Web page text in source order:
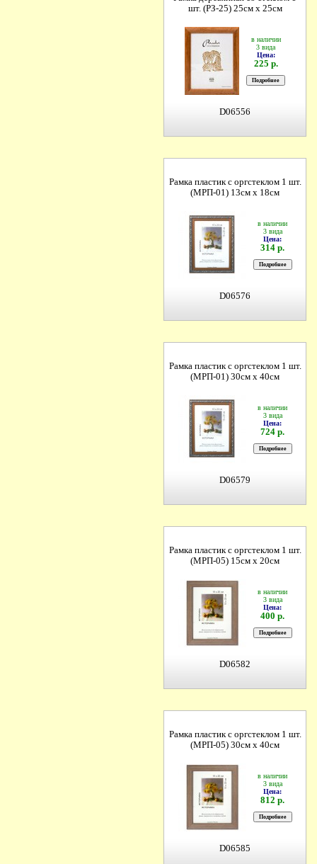
шт. (РЗ-25) 25см х 25см
в наличии
3 вида
Цена:
225 р.
D06556
Рамка пластик с оргстеклом 1 шт.
(МРП-01) 13см х 18см
в наличии
3 вида
Цена:
314 р.
D06576
Рамка пластик с оргстеклом 1 шт.
(МРП-01) 30см х 40см
в наличии
3 вида
Цена:
724 р.
D06579
Рамка пластик с оргстеклом 1 шт.
(МРП-05) 15см х 20см
в наличии
3 вида
Цена:
400 р.
D06582
Рамка пластик с оргстеклом 1 шт.
(МРП-05) 30см х 40см
в наличии
3 вида
Цена:
812 р.
D06585